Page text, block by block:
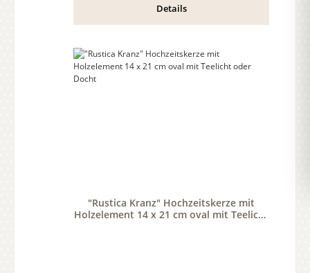
Details
"Rustica Kranz" Hochzeitskerze mit
Holzelement 14 x 21 cm oval mit Teelicht